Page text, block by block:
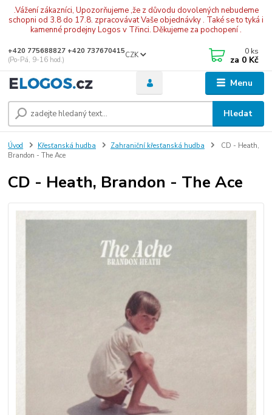
.Vážení zákazníci, Upozorňujeme ,že z důvodu dovolených nebudeme
schopni od 3.8 do 17.8. zpracovávat Vaše objednávky . Také se to tyká i
kamenné prodejny Logos v Třinci. Děkujeme za pochopení .
Menu
CZK
Hledat
+420 775688827 +420 737670415
(Po-Pá, 9-16 hod.)
0 ks
za 0 Kč
Úvod Křesťanská hudba Zahraniční křesťanská hudba
CD - Heath,
Brandon - The Ace
CD - Heath, Brandon - The Ace